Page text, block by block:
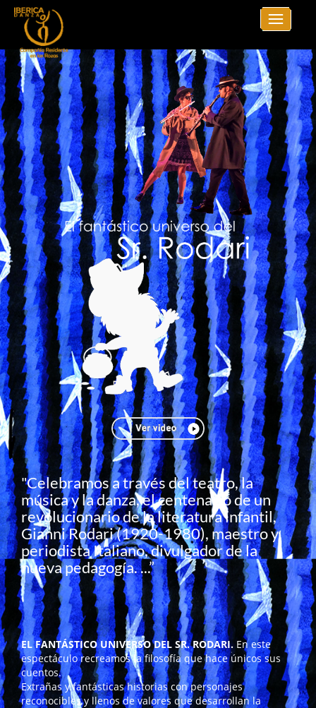
"Celebramos a través del teatro, la
música y la danza, el centenario de un
revolucionario de la literatura infantil,
Gianni Rodari (1920-1980), maestro y
periodista Italiano, divulgador de la
nueva pedagogía. ...”
EL FANTÁSTICO UNIVERSO DEL SR. RODARI. En este
espectáculo recreamos la filosofía que hace únicos sus
cuentos.
Extrañas y fantásticas historias con personajes
reconocibles y llenos de valores que desarrollan la